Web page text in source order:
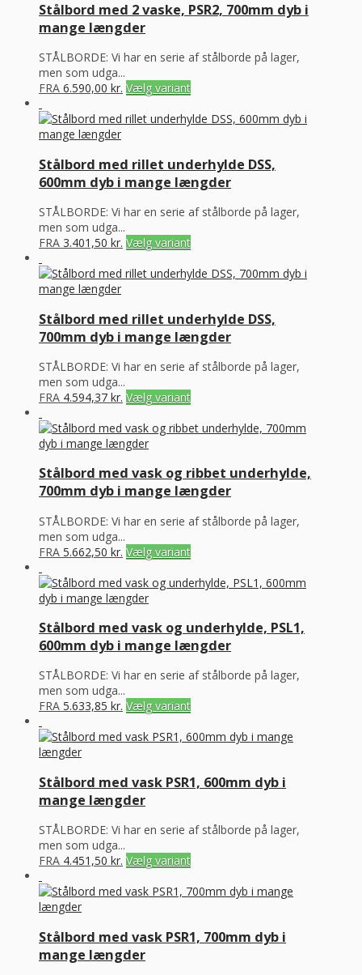
Stålbord med 2 vaske, PSR2, 700mm dyb i
mange længder
STÅLBORDE: Vi har en serie af stålborde på lager,
men som udga...
FRA 6.590,00 kr. Vælg variant
Stålbord med rillet underhylde DSS,
600mm dyb i mange længder
STÅLBORDE: Vi har en serie af stålborde på lager,
men som udga...
FRA 3.401,50 kr. Vælg variant
Stålbord med rillet underhylde DSS,
700mm dyb i mange længder
STÅLBORDE: Vi har en serie af stålborde på lager,
men som udga...
FRA 4.594,37 kr. Vælg variant
Stålbord med vask og ribbet underhylde,
700mm dyb i mange længder
STÅLBORDE: Vi har en serie af stålborde på lager,
men som udga...
FRA 5.662,50 kr. Vælg variant
Stålbord med vask og underhylde, PSL1,
600mm dyb i mange længder
STÅLBORDE: Vi har en serie af stålborde på lager,
men som udga...
FRA 5.633,85 kr. Vælg variant
Stålbord med vask PSR1, 600mm dyb i
mange længder
STÅLBORDE: Vi har en serie af stålborde på lager,
men som udga...
FRA 4.451,50 kr. Vælg variant
Stålbord med vask PSR1, 700mm dyb i
mange længder